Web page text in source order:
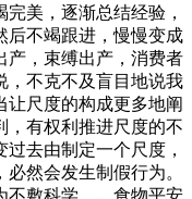
美，逐渐总结经验，
后不竭跟进，慢慢变成
产，束缚出产，消费者
，不克不及盲目地说我
让尺度的构成更多地阐
，有权利推进尺度的不
去由制定一个尺度，
然会发生制假行为。
不敷科学、。食物平安